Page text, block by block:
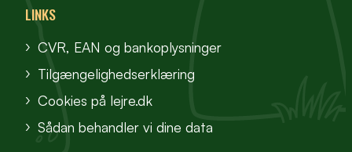
LINKS
CVR, EAN og bankoplysninger
Tilgængelighedserklæring
Cookies på lejre.dk
Sådan behandler vi dine data